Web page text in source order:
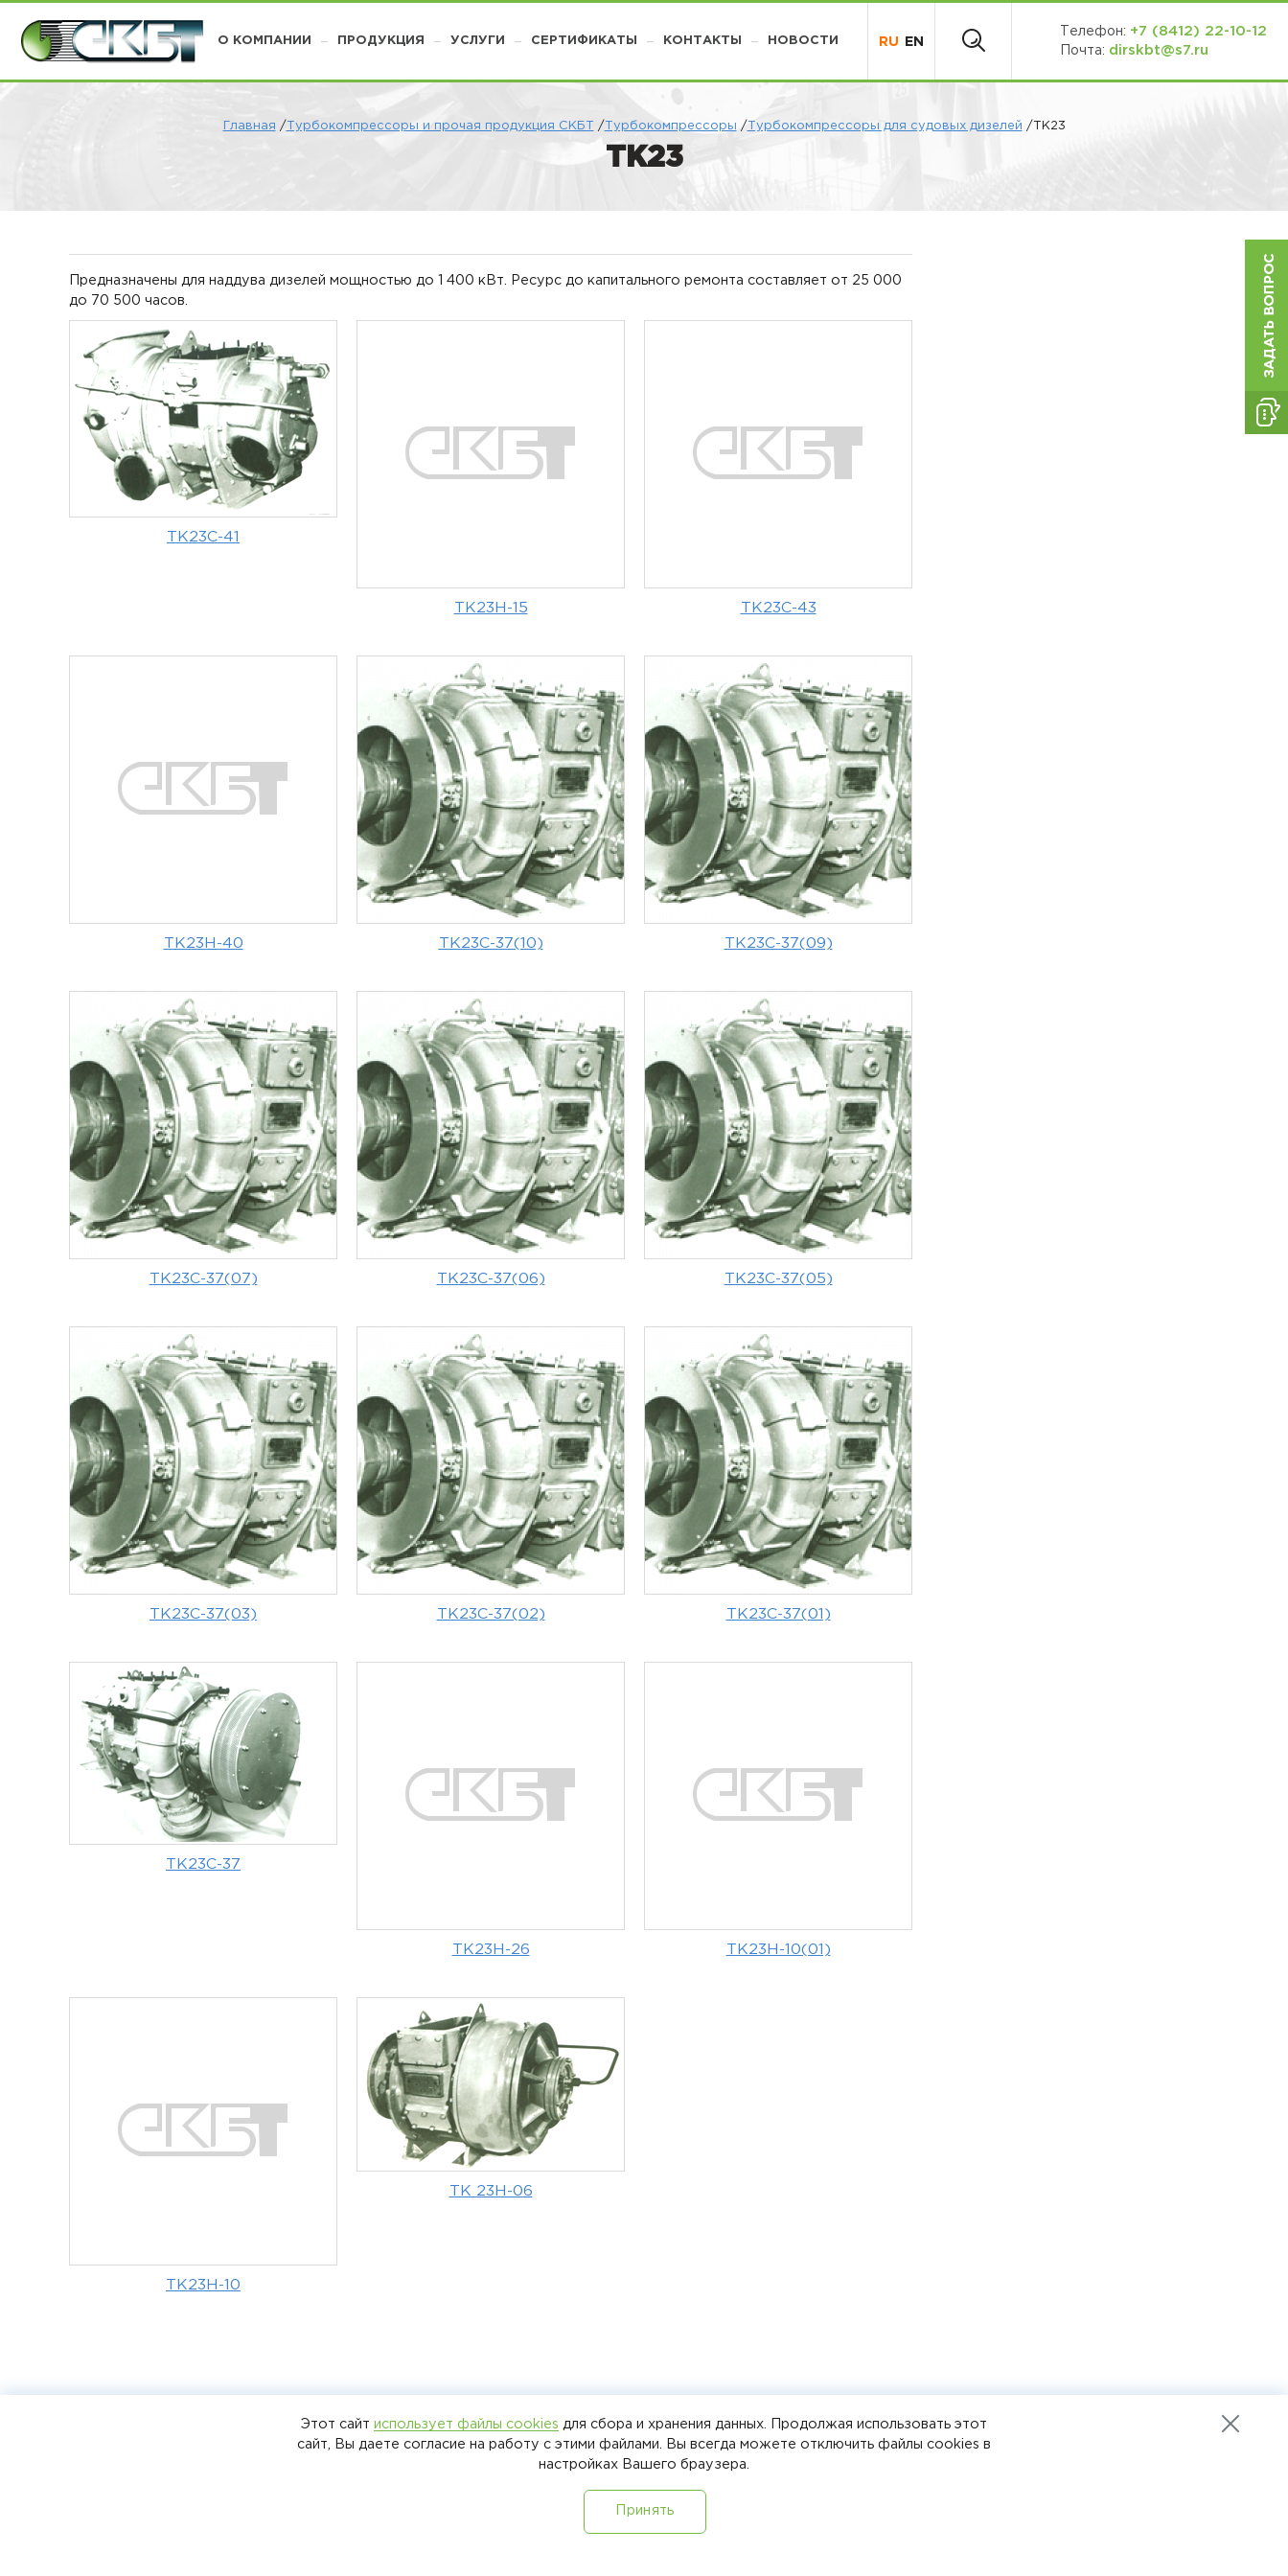
О КОМПАНИИ ПРОДУКЦИЯ УСЛУГИ СЕРТИФИКАТЫ КОНТАКТЫ НОВОСТИ RU EN
Телефон: +7 (8412) 22-10-12
Почта: dirskbt@s7.ru
Главная / Турбокомпрессоры и прочая продукция СКБТ / Турбокомпрессоры / Турбокомпрессоры для судовых дизелей /ТК23
ТК23
Предназначены для наддува дизелей мощностью до 1 400 кВт. Ресурс до капитального ремонта составляет от 25 000
до 70 500 часов.
ТК23С-41
ТК23Н-15 ТК23С-43
ТК23Н-40 ТК23С-37(10) ТК23С-37(09)
ТК23С-37(07) ТК23С-37(06) ТК23С-37(05)
ТК23С-37(03) ТК23С-37(02) ТК23С-37(01)
ТК23С-37
ТК23Н-26 ТК23Н-10(01)
ТК23Н-10
ТК 23Н-06
ООО «Специальное конструкторское
+7 (8412) 22-10-12
Этот сайт использует файлы cookies для сбора и хранения данных. Продолжая использовать этот
сайт, Вы даете согласие на работу с этими файлами. Вы всегда можете отключить файлы cookies в
настройках Вашего браузера.
Принять